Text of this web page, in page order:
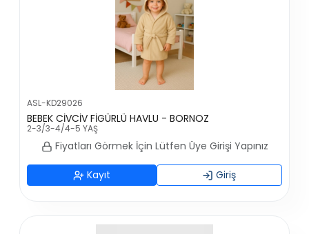
ASL-KD29026
BEBEK CİVCİV FİGÜRLÜ HAVLU - BORNOZ
2-3/3-4/4-5 YAŞ
Fiyatları Görmek İçin Lütfen Üye Girişi Yapınız
Kayıt Giriş